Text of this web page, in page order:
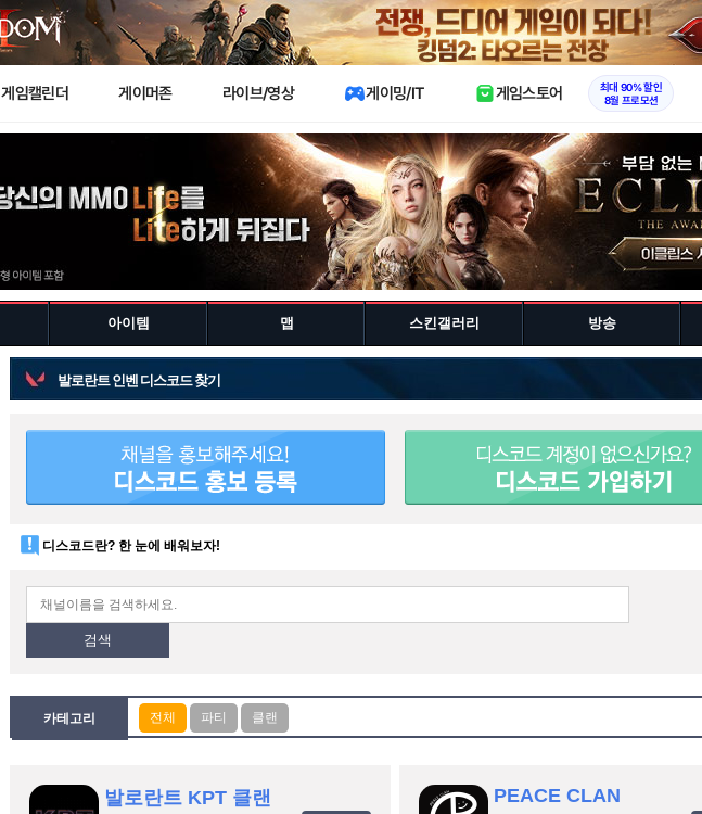
X
게임캘린더 게이머존 라이브/영상 게이밍/IT 게임스토어
최대 90% 할인
8월 프로모션
아이템 맵 스킨갤러리 방송
발로란트 인벤 디스코드 찾기
디스코드란? 한 눈에 배워보자!
검색
카테고리
발로란트 KPT 클랜 PEACE CLAN